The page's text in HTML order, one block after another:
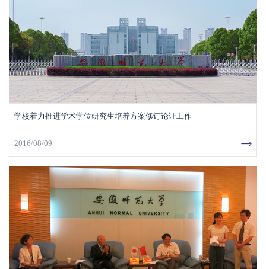
学校着力推进学术学位研究生培养方案修订论证工作
2016/08/09